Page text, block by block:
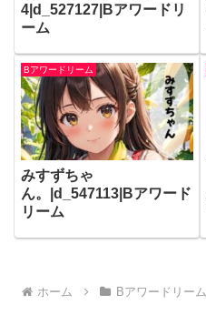
4|d_527127|Bアワードリ
ーム
Bアワードリーム
みすずちゃ
ん。|d_547113|Bアワード
リーム
ホーム Bアワードリーム